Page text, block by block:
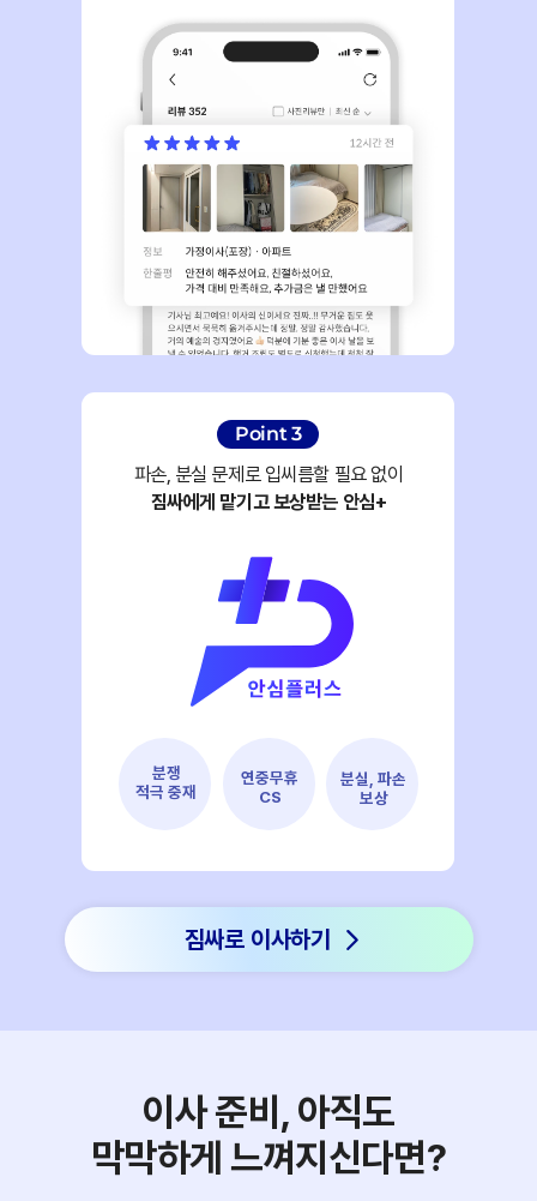
Point 3
파손, 분실 문제로 입씨름할 필요 없이
짐싸에게 맡기고 보상받는 안심+
분쟁
적극 중재
연중무휴
CS
분실, 파손
보상
짐싸로 이사하기
이사 준비, 아직도
막막하게 느껴지신다면?